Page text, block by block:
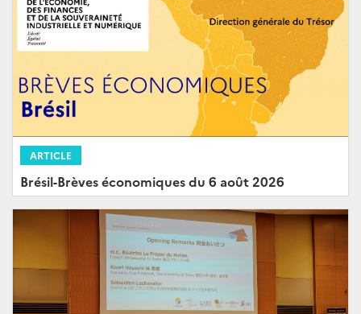
ARTICLE
Brésil-Brèves économiques du 6 août 2026